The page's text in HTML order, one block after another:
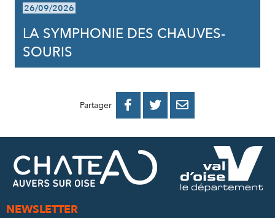
26/09/2026
LA SYMPHONIE DES CHAUVES-
SOURIS
Partager 
PARTAGER
FACEBOOK
PARTAGER
PARTAGER
MAIL
NEWSLETTER